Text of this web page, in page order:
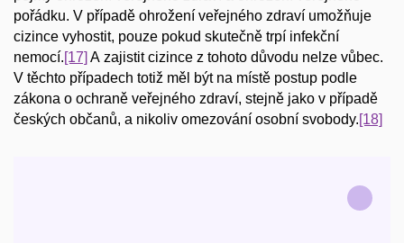
pořádku. V případě ohrožení veřejného zdraví umožňuje
cizince vyhostit, pouze pokud skutečně trpí infekční
nemocí. [17] A zajistit cizince z tohoto důvodu nelze vůbec.
V těchto případech totiž měl být na místě postup podle
zákona o ochraně veřejného zdraví, stejně jako v případě
českých občanů, a nikoliv omezování osobní svobody. [18]